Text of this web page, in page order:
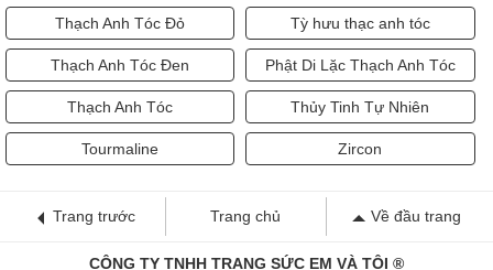
Thạch Anh Tóc Đỏ Tỳ hưu thạc anh tóc
Thạch Anh Tóc Đen Phật Di Lặc Thạch Anh Tóc
Thạch Anh Tóc Thủy Tinh Tự Nhiên
Tourmaline Zircon
Trang trước Trang chủ Về đầu trang
CÔNG TY TNHH TRANG SỨC EM VÀ TÔI ®